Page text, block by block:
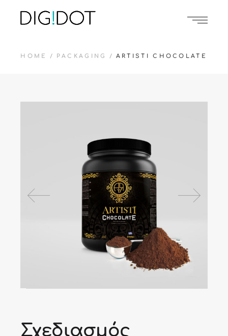
HOME PACKAGING ARTISTI CHOCOLATE
Σχεδιασμός